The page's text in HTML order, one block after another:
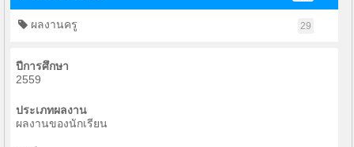
ผลงานครู 29
ปีการศึกษา
2559
ประเภทผลงาน
ผลงานของนักเรียน